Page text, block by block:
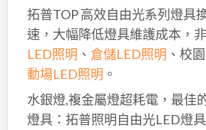
拓普TOP 高效自由光系列燈具
速，大幅降低燈具維護成本，
LED照明 、 倉儲LED照明 、校
動場LED照明 。
水銀燈,複金屬燈超耗電，最佳
燈具：拓普照明自由光LED燈